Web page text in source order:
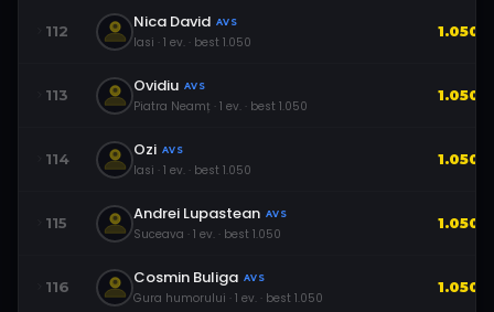
112 Nica David AVS
Iasi · 1 ev. · best 1.050
1.050
113 Ovidiu AVS
Piatra Neamț · 1 ev. · best 1.050
1.050
114 Ozi AVS
Iasi · 1 ev. · best 1.050
1.050
115 Andrei Lupastean AVS
Suceava · 1 ev. · best 1.050
1.050
116 Cosmin Buliga AVS
Gura humorului · 1 ev. · best 1.050
1.050